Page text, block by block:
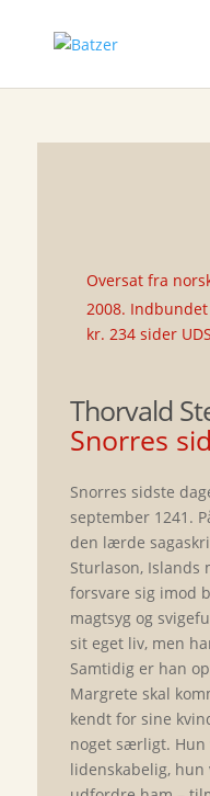
Oversat fra
2008.
kr. 234 sider
Thorvald
Snorres
Snorres sidste
september 1241.
den lærde
Sturlason, Islands
forsvare sig imod
magtsyg og
sit eget liv, men
Samtidig er han
Margrete skal
kendt for sine
noget særligt. Hun
lidenskabelig, hun